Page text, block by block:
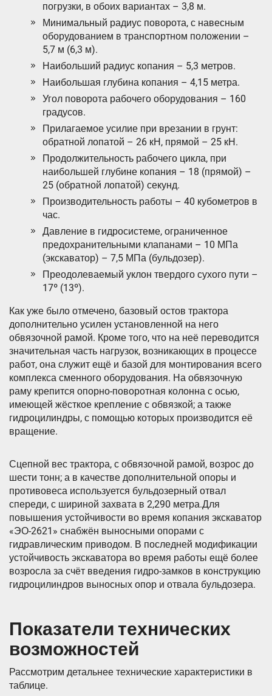
погрузки, в обоих вариантах – 3,8 м.
Минимальный радиус поворота, с навесным
оборудованием в транспортном положении –
5,7 м (6,3 м).
Наибольший радиус копания – 5,3 метров.
Наибольшая глубина копания – 4,15 метра.
Угол поворота рабочего оборудования – 160
градусов.
Прилагаемое усилие при врезании в грунт:
обратной лопатой – 26 кН, прямой – 25 кН.
Продолжительность рабочего цикла, при
наибольшей глубине копания – 18 (прямой) –
25 (обратной лопатой) секунд.
Производительность работы – 40 кубометров в
час.
Давление в гидросистеме, ограниченное
предохранительными клапанами – 10 МПа
(экскаватор) – 7,5 МПа (бульдозер).
Преодолеваемый уклон твердого сухого пути –
17º (13º).
Как уже было отмечено, базовый остов трактора
дополнительно усилен установленной на него
обвязочной рамой. Кроме того, что на неё переводится
значительная часть нагрузок, возникающих в процессе
работ, она служит ещё и базой для монтирования всего
комплекса сменного оборудования. На обвязочную
раму крепится опорно-поворотная колонна с осью,
имеющей жёсткое крепление с обвязкой; а также
гидроцилиндры, с помощью которых производится её
вращение.
Сцепной вес трактора, с обвязочной рамой, возрос до
шести тонн; а в качестве дополнительной опоры и
противовеса используется бульдозерный отвал
спереди, с шириной захвата в 2,290 метра.Для
повышения устойчивости во время копания экскаватор
«ЭО-2621» снабжён выносными опорами с
гидравлическим приводом. В последней модификации
устойчивость экскаватора во время работы ещё более
возросла за счёт введения гидро-замков в конструкцию
гидроцилиндров выносных опор и отвала бульдозера.
Показатели технических
возможностей
Рассмотрим детальнее технические характеристики в
таблице.